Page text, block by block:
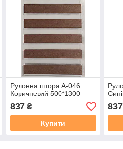
Рулонна штора А-046
Коричневий 500*1300
837₴
Купити
837